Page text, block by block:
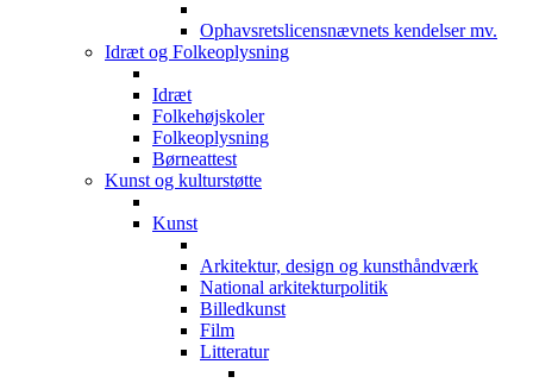
Ophavsretslicensnævnets kendelser mv.
Idræt og Folkeoplysning
Idræt
Folkehøjskoler
Folkeoplysning
Børneattest
Kunst og kulturstøtte
Kunst
Arkitektur, design og kunsthåndværk
National arkitekturpolitik
Billedkunst
Film
Litteratur